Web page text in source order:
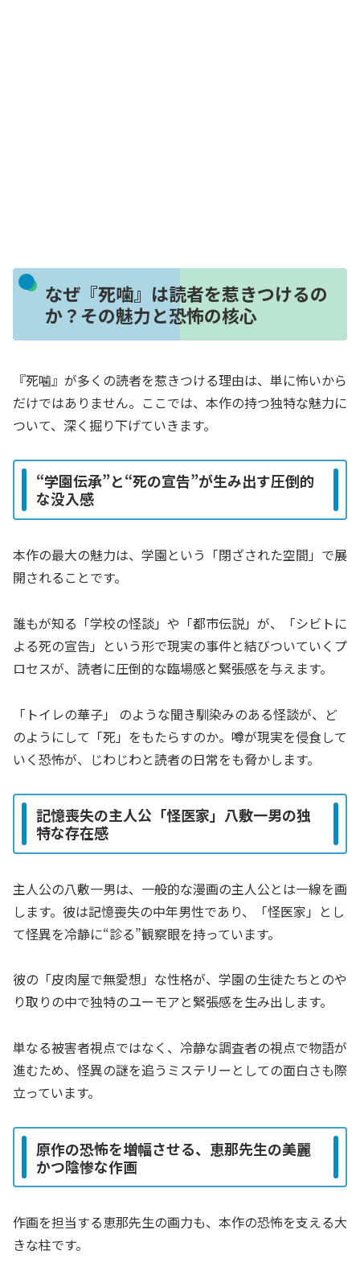
なぜ『死噛』は読者を惹きつけるの
か？その魅力と恐怖の核心
『死噛』が多くの読者を惹きつける理由は、単に怖いから
だけではありません。ここでは、本作の持つ独特な魅力に
ついて、深く掘り下げていきます。
“学園伝承”と“死の宣告”が生み出す圧倒的
な没入感
本作の最大の魅力は、学園という「閉ざされた空間」で展
開されることです。
誰もが知る「学校の怪談」や「都市伝説」が、「シビトに
よる死の宣告」という形で現実の事件と結びついていくプ
ロセスが、読者に圧倒的な臨場感と緊張感を与えます。
「トイレの華子」 のような聞き馴染みのある怪談が、ど
のようにして「死」をもたらすのか。噂が現実を侵食して
いく恐怖が、じわじわと読者の日常をも脅かします。
記憶喪失の主人公「怪医家」八敷一男の独
特な存在感
主人公の八敷一男は、一般的な漫画の主人公とは一線を画
します。彼は記憶喪失の中年男性であり、「怪医家」とし
て怪異を冷静に“診る”観察眼を持っています。
彼の「皮肉屋で無愛想」な性格が、学園の生徒たちとのや
り取りの中で独特のユーモアと緊張感を生み出します。
単なる被害者視点ではなく、冷静な調査者の視点で物語が
進むため、怪異の謎を追うミステリーとしての面白さも際
立っています。
原作の恐怖を増幅させる、恵那先生の美麗
かつ陰惨な作画
作画を担当する恵那先生の画力も、本作の恐怖を支える大
きな柱です。